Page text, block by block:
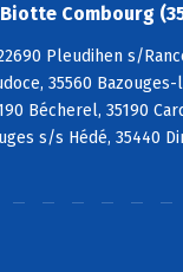
Combourg
Pleudihen s/
35560
Bécherel, 35190
s/s Hédé, 35440